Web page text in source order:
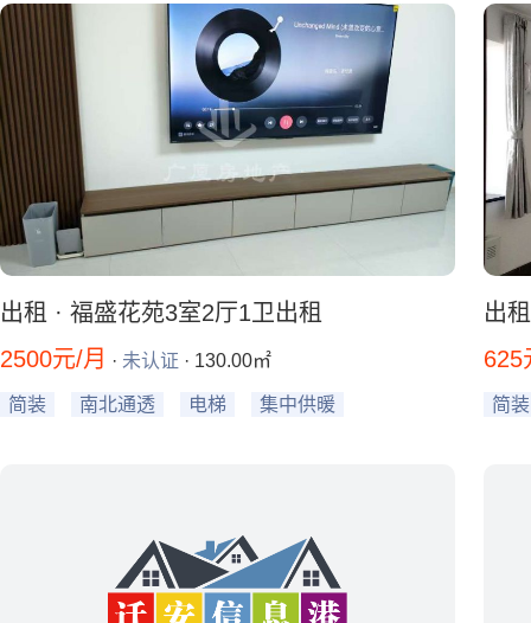
出租 · 福盛花苑3室2厅1卫出租
2500元/月
· 未认证 · 130.00㎡
简装 南北通透 电梯 集中供暖
出
625
简装